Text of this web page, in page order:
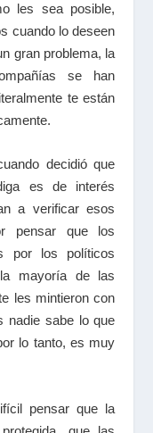
les sea posible,
cuando lo deseen
gran problema, la
se han
te están
decidió que
es de interés
a verificar esos
pensar que los
por los políticos
mayoría de las
les mintieron con
nadie sabe lo que
lo tanto, es muy
pensar que la